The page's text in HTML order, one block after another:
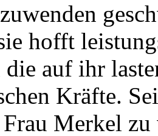
hofft
die auf ihr
Kräfte.
Merkel